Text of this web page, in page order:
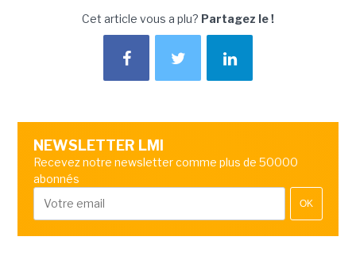
Cet article vous a plu? Partagez le !
NEWSLETTER LMI
Recevez notre newsletter comme plus de 50000
abonnés
OK